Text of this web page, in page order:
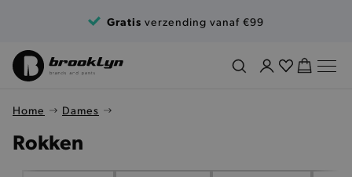
Gratis verzending vanaf €99
Home Dames
Rokken